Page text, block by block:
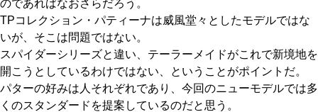
のであればなおさらだろう。
TPコレクション・パティーナは威風堂々としたモデルではな
いが、そこは問題ではない。
スパイダーシリーズと違い、テーラーメイドがこれで新境地を
開こうとしているわけではない、ということがポイントだ。
パターの好みは人それぞれであり、今回のニューモデルでは多
くのスタンダードを提案しているのだと思う。